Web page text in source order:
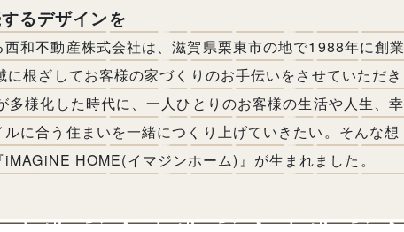
るデザインを
和不動産株式会社は、滋賀県栗東市の地で1988年に創業
に根ざしてお客様の家づくりのお手伝いをさせていただき
多様化した時代に、一人ひとりのお客様の生活や人生、幸
に合う住まいを一緒につくり上げていきたい。そんな想
HOME(イマジンホーム)』が生まれました。